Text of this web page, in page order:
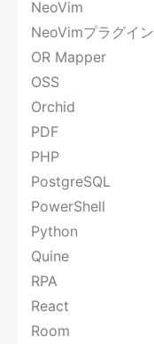
NeoVim
NeoVimプラグイン
OR Mapper
OSS
Orchid
PDF
PHP
PostgreSQL
PowerShell
Python
Quine
RPA
React
Room